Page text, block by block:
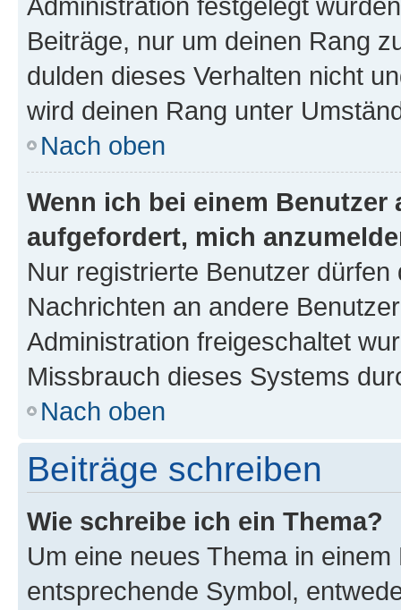
Beiträge, nur um deinen Rang
dulden dieses Verhalten nicht
wird deinen Rang unter
Nach oben
Wenn ich bei einem
aufgefordert, mich
Nur registrierte Benutzer
Nachrichten an andere
Administration freigeschaltet
Missbrauch dieses Systems
Nach oben
Beiträge schreiben
Wie schreibe ich ein Thema?
Um eine neues Thema in
entsprechende Symbol,